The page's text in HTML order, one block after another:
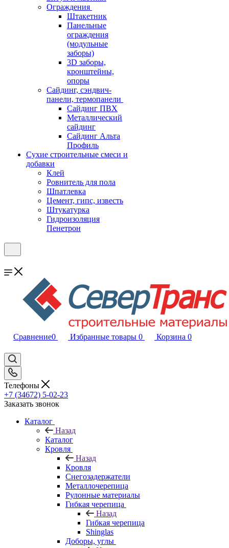
Ограждения
Штакетник
Панельные
ограждения
(модульные
заборы)
3D заборы,
кронштейны,
опоры
Cайдинг, сэндвич-
панели, термопанели
Сайдинг ПВХ
Металлический
сайдинг
Сайдинг Альта
Профиль
Сухие строительные смеси и
добавки
Клей
Ровнитель для пола
Шпатлевка
Цемент, гипс, известь
Штукатурка
Гидроизоляция
Пенетрон
Сравнение0 Избранные товары 0 Корзина 0
Телефоны
+7 (34672) 5-02-23
Заказать звонок
Каталог
Назад
Каталог
Кровля
Назад
Кровля
Снегозадержатели
Металлочерепица
Рулонные материалы
Гибкая черепица
Назад
Гибкая черепица
Shinglas
Доборы, углы